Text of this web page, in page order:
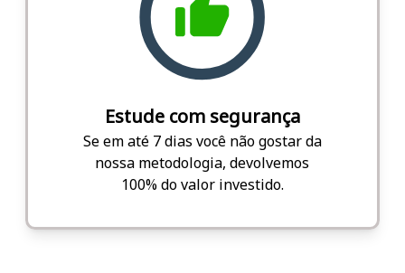
Estude com segurança
Se em até 7 dias você não gostar da
nossa metodologia, devolvemos
100% do valor investido.